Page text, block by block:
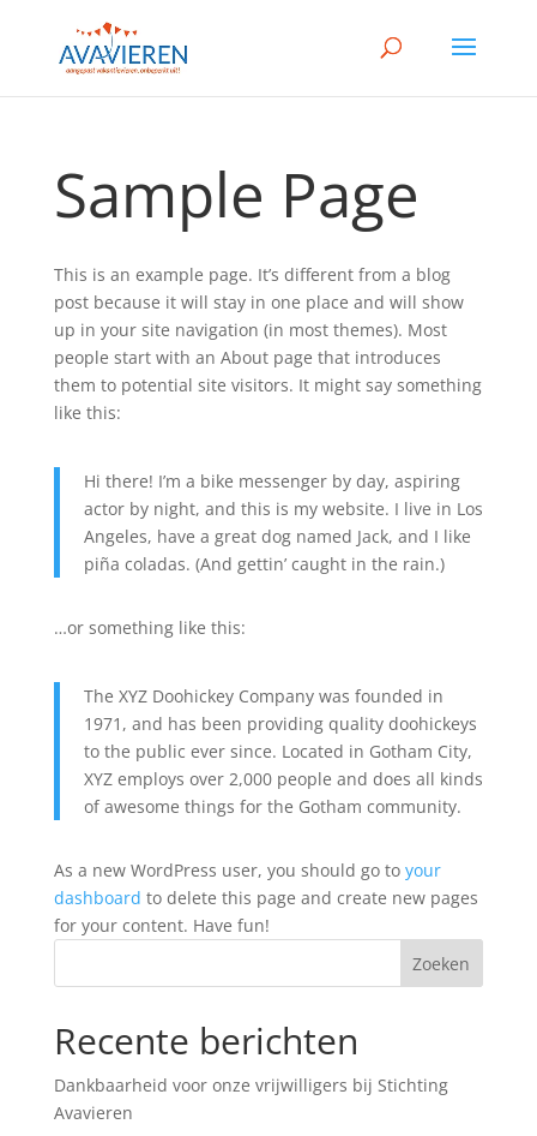
Sample Page
This is an example page. It’s different from a blog
post because it will stay in one place and will show
up in your site navigation (in most themes). Most
people start with an About page that introduces
them to potential site visitors. It might say something
like this:
Hi there! I’m a bike messenger by day, aspiring
actor by night, and this is my website. I live in Los
Angeles, have a great dog named Jack, and I like
piña coladas. (And gettin’ caught in the rain.)
…or something like this:
The XYZ Doohickey Company was founded in
1971, and has been providing quality doohickeys
to the public ever since. Located in Gotham City,
XYZ employs over 2,000 people and does all kinds
of awesome things for the Gotham community.
As a new WordPress user, you should go to your
dashboard to delete this page and create new pages
for your content. Have fun!
Recente berichten
Dankbaarheid voor onze vrijwilligers bij Stichting
Avavieren